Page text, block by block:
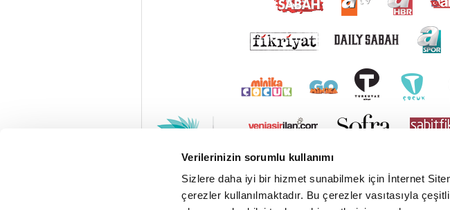
Verilerinizin sorumlu kullanımı
Sizlere daha iyi bir hizmet sunabilmek için İnternet
çerezler kullanılmaktadır. Bu çerezler vasıtasıyla